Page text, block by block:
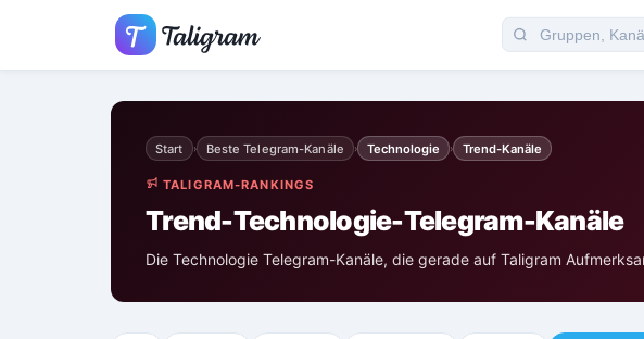
Start › Beste Telegram-Kanäle › Technologie › Trend-Kanäle
TALIGRAM-RANKINGS
Trend-Technologie-Telegram-Kanäle
Die Technologie Telegram-Kanäle, die gerade auf Taligram